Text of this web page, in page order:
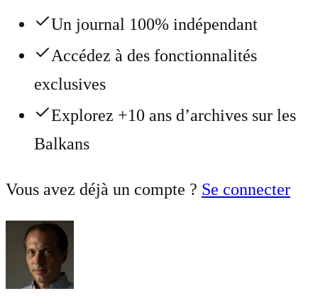
Un journal 100% indépendant
Accédez à des fonctionnalités
exclusives
Explorez +10 ans d’archives sur les
Balkans
Vous avez déjà un compte ? Se connecter